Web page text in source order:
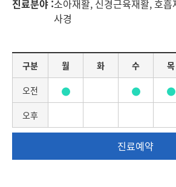
이
료
진료분야 :소아재활, 신경근육재활, 호
사경
별
료
정
구분 월 화 수 목
오전
오후
진료예약